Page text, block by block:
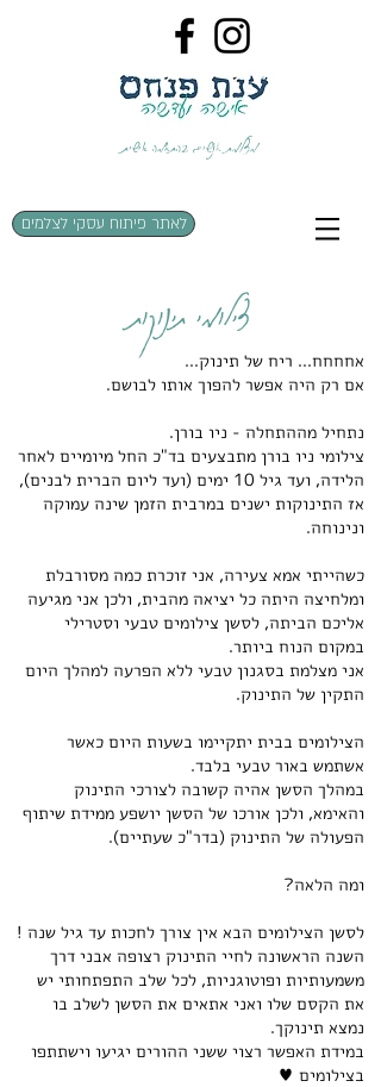
<meta name="facebook-domain-verification"
content="w6ntc0lumlxjrw4wunm9oga6b6cjpm" />
מצלמת אנשים בהתאמה אישית
צילומי משפחה צילומי תדמית בוק בת מצווה
ענת פנחס צלמת
לאתר פיתוח עסקי לצלמים
צילומי תינוקות
אחחחח... ריח של תינוק...
אם רק היה אפשר להפוך אותו לבושם.
נתחיל מההתחלה - ניו בורן.
צילומי ניו בורן מתבצעים בד"כ החל מיומיים לאחר
הלידה, ועד גיל 10 ימים (ועד ליום הברית לבנים),
אז התינוקות ישנים במרבית הזמן שינה עמוקה
ונינוחה.
כשהייתי אמא צעירה, אני זוכרת כמה מסורבלת
ומלחיצה היתה כל יציאה מהבית, ולכן אני מגיעה
אליכם הביתה, לסשן צילומים טבעי וסטרילי
במקום הנוח ביותר.
אני מצלמת בסגנון טבעי ללא הפרעה למהלך היום
התקין של התינוק.
הצילומים בבית יתקיימו בשעות היום כאשר
אשתמש באור טבעי בלבד.
במהלך הסשן אהיה קשובה לצורכי התינוק
והאימא, ולכן אורכו של הסשן יושפע ממידת שיתוף
הפעולה של התינוק (בדר"כ שעתיים).
ומה הלאה?
לסשן הצילומים הבא אין צורך לחכות עד גיל שנה !
השנה הראשונה לחיי התינוק רצופה אבני דרך
משמעותיות ופוטוגניות, לכל שלב התפתחותי יש
את הקסם שלו ואני אתאים את הסשן לשלב בו
נמצא תינוקך.
במידת האפשר רצוי ששני ההורים יגיעו וישתתפו
בצילומים ♥